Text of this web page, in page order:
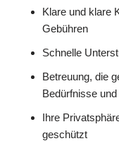
Klare und klare
Gebühren
Schnelle
Betreuung, die
Bedürfnisse
Ihre
geschützt